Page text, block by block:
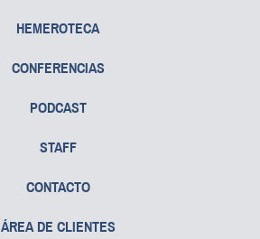
HEMEROTECA
CONFERENCIAS
PODCAST
STAFF
CONTACTO
ÁREA DE CLIENTES